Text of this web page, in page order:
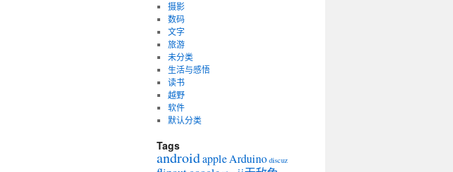
摄影
数码
文字
旅游
未分类
生活与感悟
读书
越野
软件
默认分类
Tags
androidappleArduino discuz